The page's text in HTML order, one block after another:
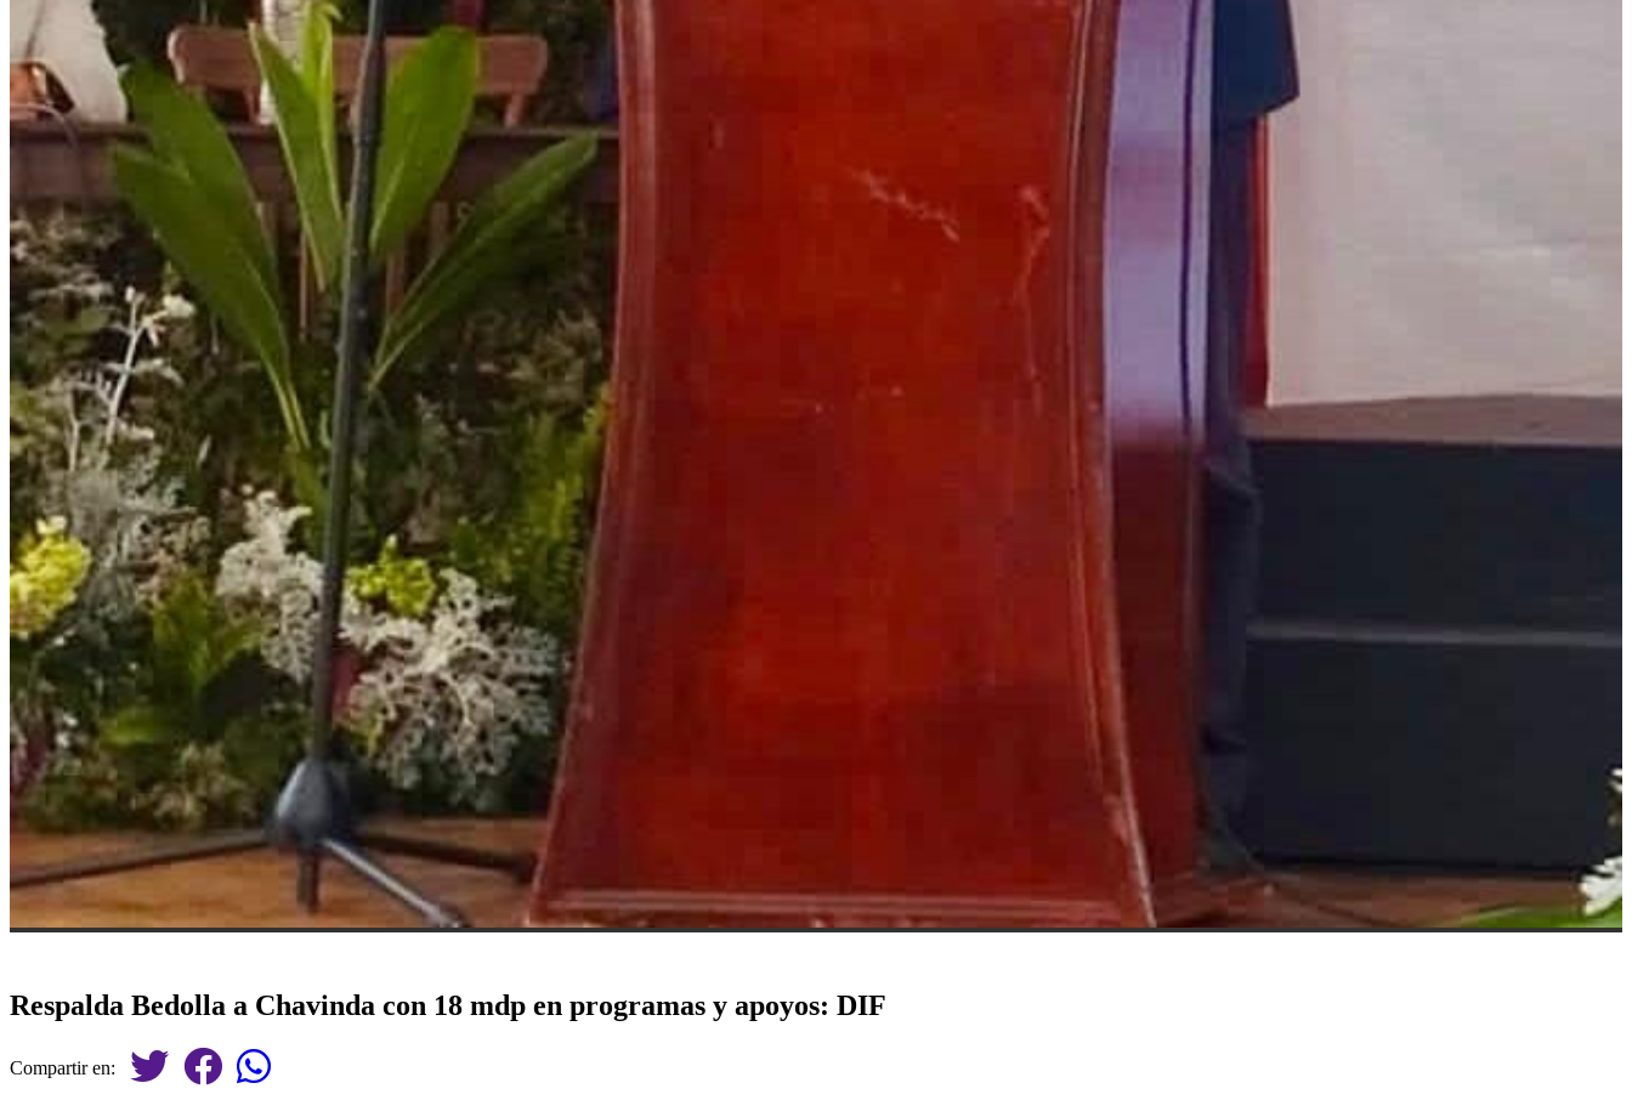
Respalda Bedolla a Chavinda con 18 mdp en programas y apoyos: DIF
Compartir en: